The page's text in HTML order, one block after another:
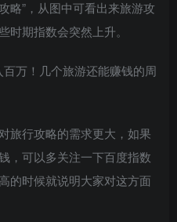
略”，从图中可看出来旅游攻
时期指数会突然上升。
旅行攻略的需求更大，如果
，可以多关注一下百度指数
的时候就说明大家对这方面